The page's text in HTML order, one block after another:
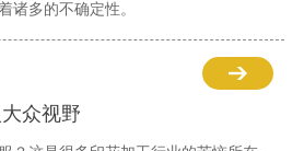
诸多的不确定性。
众视野